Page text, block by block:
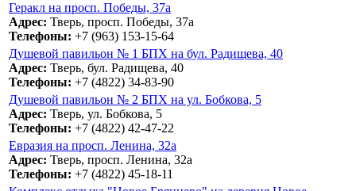
Геракл на просп. Победы, 37а
Адрес: Тверь, просп. Победы, 37а
Телефоны: +7 (963) 153-15-64
Душевой павильон № 1 БПХ на бул. Радищева, 40
Адрес: Тверь, бул. Радищева, 40
Телефоны: +7 (4822) 34-83-90
Душевой павильон № 2 БПХ на ул. Бобкова, 5
Адрес: Тверь, ул. Бобкова, 5
Телефоны: +7 (4822) 42-47-22
Евразия на просп. Ленина, 32а
Адрес: Тверь, просп. Ленина, 32а
Телефоны: +7 (4822) 45-18-11